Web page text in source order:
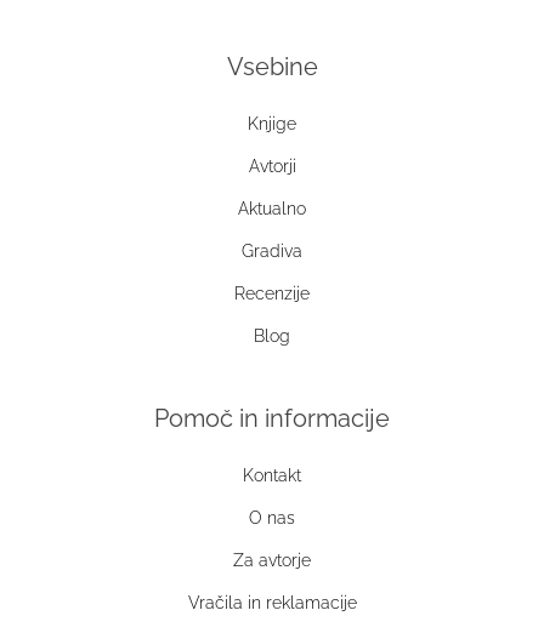
Vsebine
Knjige
Avtorji
Aktualno
Gradiva
Recenzije
Blog
Pomoč in informacije
Kontakt
O nas
Za avtorje
Vračila in reklamacije